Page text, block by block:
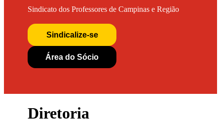
Sindicato dos Professores de Campinas e Região
Sindicalize-se
Área do Sócio
Diretoria